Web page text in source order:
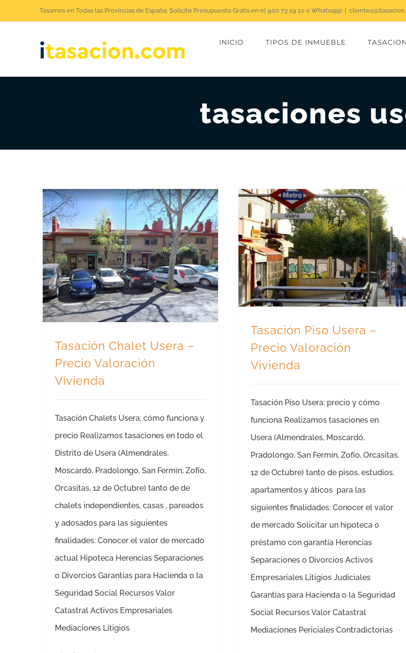
Tasamos en Todas las Provincias de España. Solicite Presupuesto Gratis en el 900 73 29 10 o Whatsapp
INICIO TIPOS DE INMUEBLE
tasaciones
Tasación Chalet Usera –
Precio Valoración
Vivienda
Tasación Chalets Usera: cómo funciona y
precio Realizamos tasaciones en todo el
Distrito de Usera (Almendrales,
Moscardó, Pradolongo, San Fermín, Zofío,
Orcasitas, 12 de Octubre) tanto de de
chalets independientes, casas , pareados
y adosados para las siguientes
finalidades: Conocer el valor de mercado
actual Hipoteca Herencias Separaciones
o Divorcios Garantías para Hacienda o la
Seguridad Social Recursos Valor
Catastral Activos Empresariales
Mediaciones Litigios
Tasación Piso Usera –
Precio Valoración
Vivienda
Tasación Piso Usera: precio y cómo
funciona Realizamos tasaciones en
Usera (Almendrales, Moscardó,
Pradolongo, San Fermín, Zofío, Orcasitas,
12 de Octubre) tanto de pisos, estudios,
apartamentos y áticos para las
siguientes finalidades: Conocer el valor
de mercado Solicitar un hipoteca o
préstamo con garantía Herencias
Separaciones o Divorcios Activos
Empresariales Litigios Judiciales
Garantías para Hacienda o la Seguridad
Social Recursos Valor Catastral
Mediaciones Periciales Contradictorias